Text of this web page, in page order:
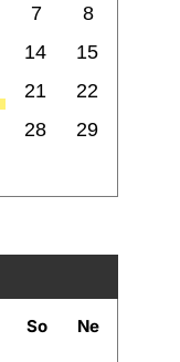
7
8
14
15
21
22
28
29
So Ne